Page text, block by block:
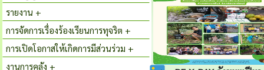
รายงาน +
การจัดการเรื่องร้องเรียนการทุจริต +
การเปิดโอกาสให้เกิดการมีส่วนร่วม +
งานการคลัง +